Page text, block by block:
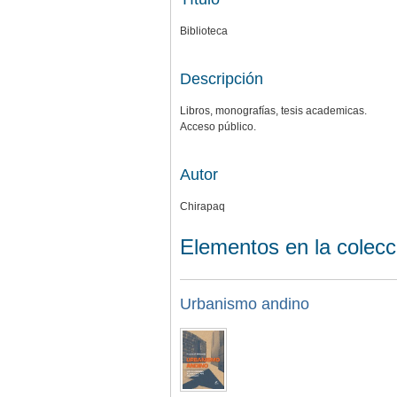
Biblioteca
Descripción
Libros, monografías, tesis academicas.
Acceso público.
Autor
Chirapaq
Elementos en la
Urbanismo andino